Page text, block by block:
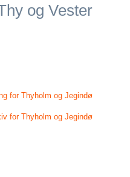
og Vester
for Thyholm og Jegindø
for Thyholm og Jegindø